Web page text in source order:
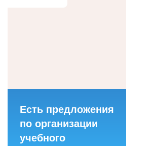
Есть предложения
по организации
учебного